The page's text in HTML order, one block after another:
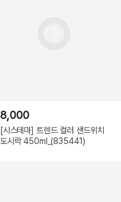
8,000
[시스테마] 트렌드 컬러 샌드위치
도시락 450ml_(835441)